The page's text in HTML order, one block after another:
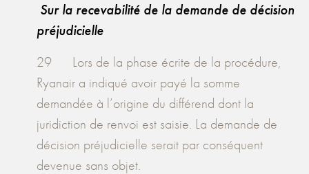
Sur la recevabilité de la demande de décision
préjudicielle
29 Lors de la phase écrite de la procédure,
Ryanair a indiqué avoir payé la somme
demandée à l’origine du différend dont la
juridiction de renvoi est saisie. La demande de
décision préjudicielle serait par conséquent
devenue sans objet.